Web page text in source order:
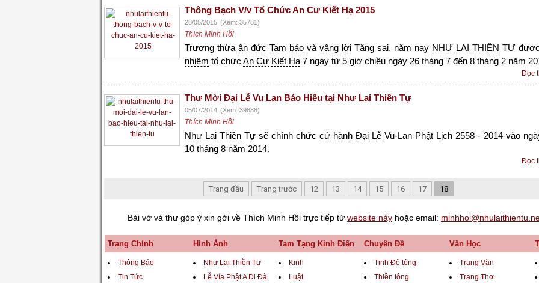
Thông Bạch V/v Tổ Chức An Cư Kiết Hạ 2015
28/05/2015 (Xem: 35781)
Thích Minh Hồi
Trượng thừa ân đức Tam bảo và vâng lời Tăng sai, năm nay NHƯ LAI THIỀN TỰ
nhiệm tổ chức An Cư Kiết Hạ 7 ngày từ 5 giờ chiều ngày 26 tháng 7 đến 8 tháng 2 năm
Đọc
Thư Mời Đại Lễ Vu Lan Báo Hiếu tại Như Lai Thiền Tự
05/07/2014 (Xem: 39888)
Thích Minh Hồi
Như Lai Thiền Tự sẽ chính chức cử hành Đại Lễ Vu-Lan Phật Lịch 2558 - 2014 vào
10 tháng 8 năm 2014.
Đọc
Trang đầu Trang trước 12 13 14 15 16 17 18
Bài vở và thư góp ý xin gởi về Thích Minh Hồi trực tiếp từ website này hoặc email:
Trang Chính
Thông Báo
Tin Tức
Hình Ảnh
Như Lai Thiền Tự
Lễ Vía Phật A Di Đà
Tam Tạng Kinh Điển
Kinh
Luật
Chuyên Đề
Tịnh Độ tông
Thiền tông
Văn Học
Trang Văn
Trang Thơ